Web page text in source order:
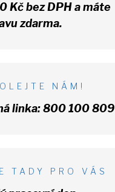
Kčbez DPHa máte
zdarma.
NÁM!
linka:800 100 809
TADY PRO VÁS